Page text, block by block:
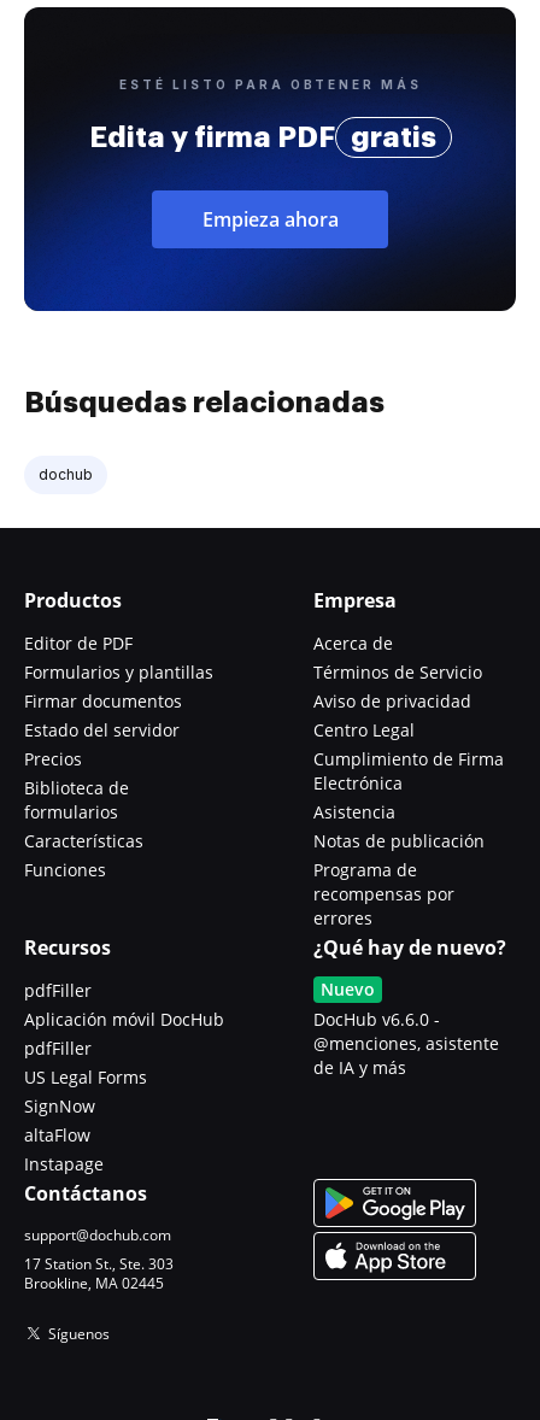
ESTÉ LISTO PARA OBTENER MÁS
Edita y firma PDF gratis
Empieza ahora
Búsquedas relacionadas
dochub
Productos
Editor de PDF
Formularios y plantillas
Firmar documentos
Estado del servidor
Precios
Biblioteca de
formularios
Características
Funciones
Empresa
Acerca de
Términos de Servicio
Aviso de privacidad
Centro Legal
Cumplimiento de Firma
Electrónica
Asistencia
Notas de publicación
Programa de
recompensas por
errores
Recursos
pdfFiller
Aplicación móvil DocHub
pdfFiller
US Legal Forms
SignNow
altaFlow
Instapage
¿Qué hay de nuevo?
Nuevo
DocHub v6.6.0 -
@menciones, asistente
de IA y más
Contáctanos
support@dochub.com
17 Station St., Ste. 303
Brookline, MA 02445
Síguenos